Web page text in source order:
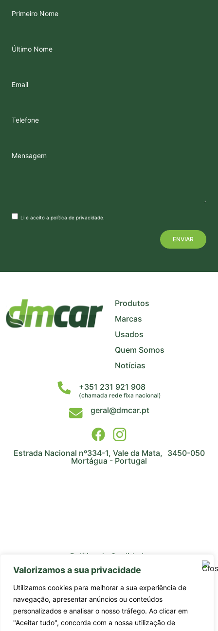
Valorizamos a sua privacidade
Utilizamos cookies para melhorar a sua experiência de
navegação, apresentar anúncios ou conteúdos
personalizados e analisar o nosso tráfego. Ao clicar em
"Aceitar tudo", concorda com a nossa utilização de
Primeiro Nome
Último Nome
Email
Telefone
Mensagem
Li e aceito a política de privacidade
Produtos
Marcas
Usados
Quem Somos
Notícias
+351 231 921 908
(chamada rede fixa nacional)
geral@dmcar.pt
Estrada Nacional nº334-1, Vale da Mata, 3450-050
Mortágua - Portugal
Política de Qualidade
Avaliação de Fornecedores
Subcontratados
Estágios Profissionais